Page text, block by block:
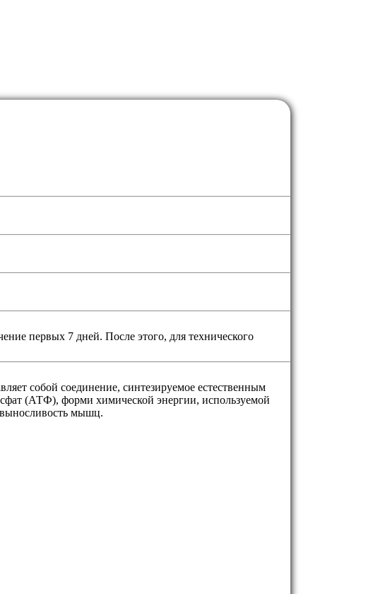
первых 7 дней. После этого, для технического
собой соединение, синтезируемое естественным
(АТФ), форми химической энергии, используемой
выносливость мышц.